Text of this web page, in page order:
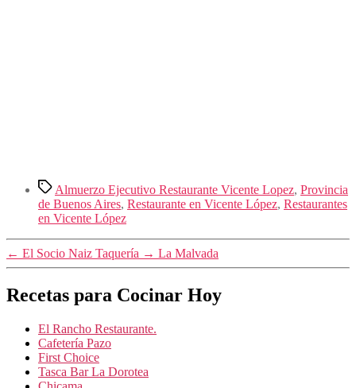
Etiquetas
Almuerzo Ejecutivo Restaurante Vicente Lopez, Provincia
de Buenos Aires, Restaurante en Vicente López, Restaurantes
en Vicente López
← El Socio Naiz Taquería → La Malvada
Recetas para Cocinar Hoy
El Rancho Restaurante.
Cafetería Pazo
First Choice
Tasca Bar La Dorotea